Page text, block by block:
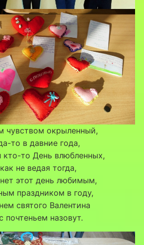
чувством окрыленный,
то в давние года,
то День влюбленных,
не ведая тогда,
этот день любимым,
праздником в году,
святого Валентина
почтеньем назовут.